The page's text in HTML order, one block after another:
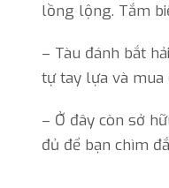
lồng lộng. Tắm
– Tàu đánh bắt
tự tay lựa và mua
– Ở đây còn sở
đủ để bạn chìm